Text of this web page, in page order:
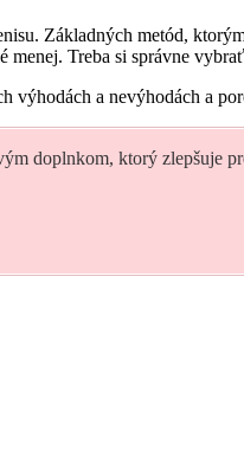
Základných metód,
Treba si správne
a nevýhodách a
doplnkom, ktorý zlepšuje